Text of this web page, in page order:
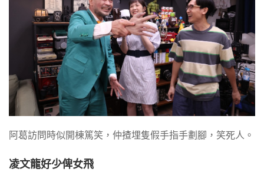
阿葛訪問時似開棟篤笑，仲揸埋隻假手指手劃腳，笑死人。
凌文龍好少俾女飛